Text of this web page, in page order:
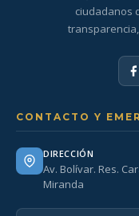
ciudadanos
CONTACTO Y
DIRECCIÓN
Av. Bolívar. Res.
Miranda